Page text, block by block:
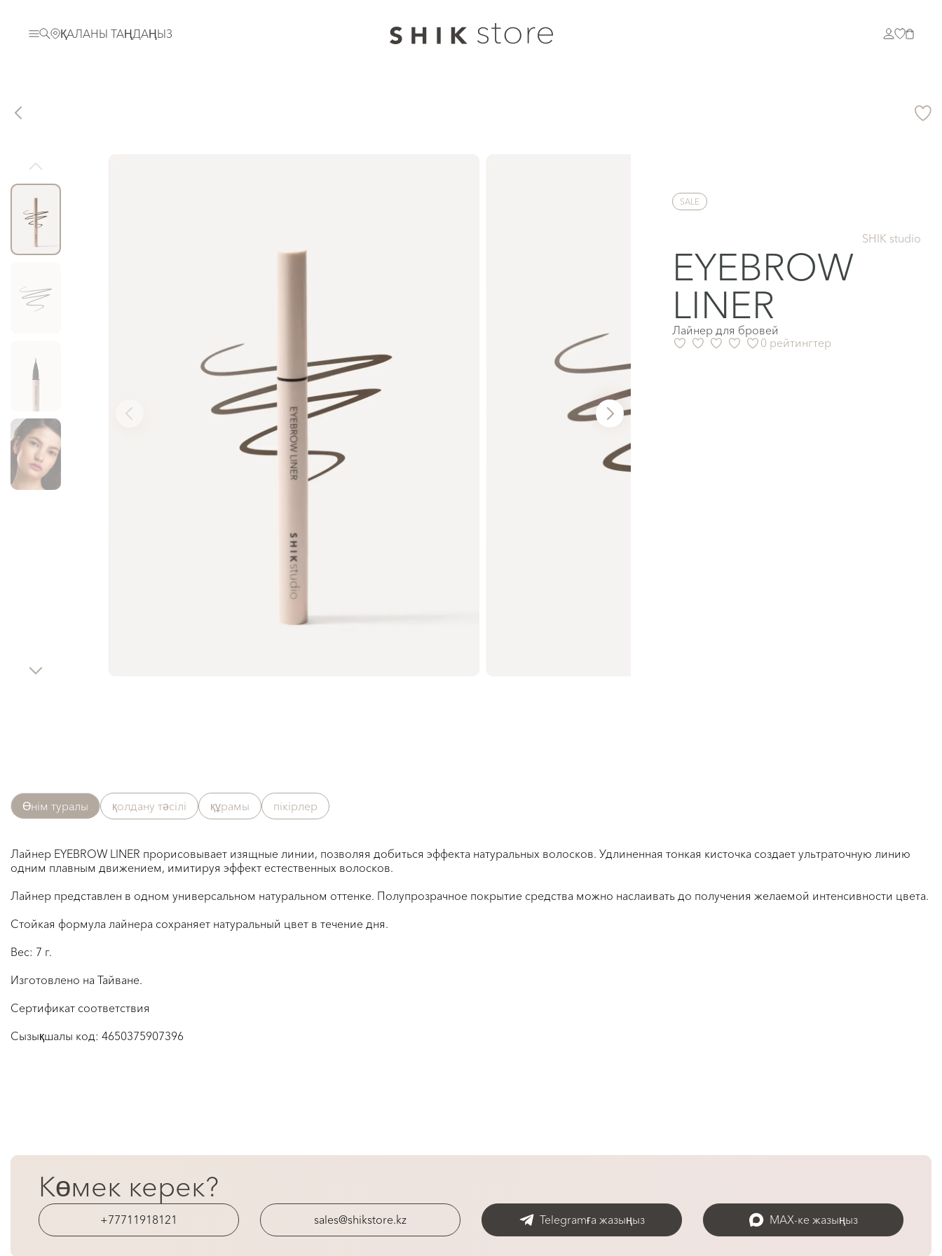
ҚАЛАНЫ ТАҢДАҢЫЗ
SALE
SHIK studio
EYEBROW
LINER
Лайнер для бровей
0 рейтингтер
Өнім туралы қолдану тәсілі құрамы пікірлер
Лайнер EYEBROW LINER прорисовывает изящные линии, позволяя добиться эффекта натуральных волосков. Удлиненная тонкая кисточка создает ультраточную линию
одним плавным движением, имитируя эффект естественных волосков.
Лайнер представлен в одном универсальном натуральном оттенке. Полупрозрачное покрытие средства можно наслаивать до получения желаемой интенсивности цвета.
Стойкая формула лайнера сохраняет натуральный цвет в течение дня.
Вес: 7 г.
Изготовлено на Тайване.
Сертификат соответствия
Сызықшалы код: 4650375907396
Көмек керек?
+77711918121 sales@shikstore.kz Telegramға жазыңыз MAX-ке жазыңыз